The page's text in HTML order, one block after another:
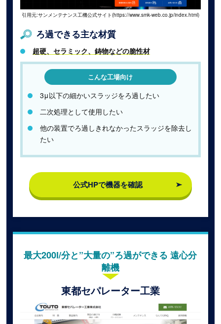
引用元:サンメンテナンス工機公式サイト(https://www.smk-web.co.jp/index.html)
ろ過できる主な材質
超硬、セラミック、鋳物などの脆性材
こんな工場向け
3μ以下の細かいスラッジをろ過したい
二次処理として使用したい
他の装置でろ過しきれなかったスラッジを除去し
たい
公式HPで機器を確認
最大200l/分と”大量の”ろ過ができる 遠心分
離機
東都セパレーター工業